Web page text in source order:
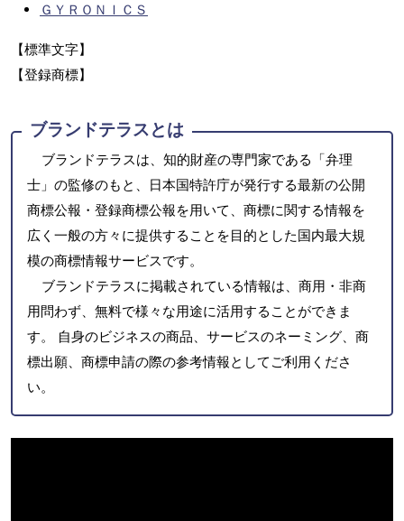
ＧＹＲＯＮＩＣＳ
【標準文字】
【登録商標】
ブランドテラスとは
ブランドテラスは、知的財産の専門家である「弁理
士」の監修のもと、日本国特許庁が発行する最新の公開
商標公報・登録商標公報を用いて、商標に関する情報を
広く一般の方々に提供することを目的とした国内最大規
模の商標情報サービスです。
ブランドテラスに掲載されている情報は、商用・非商
用問わず、無料で様々な用途に活用することができま
す。 自身のビジネスの商品、サービスのネーミング、商
標出願、商標申請の際の参考情報としてご利用くださ
い。